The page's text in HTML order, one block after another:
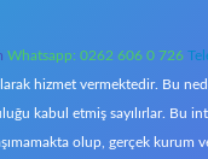
Whatsapp: 0262 606 0 726
hizmet vermektedir. Bu
kabul etmiş sayılırlar. Bu
olup, gerçek kurum